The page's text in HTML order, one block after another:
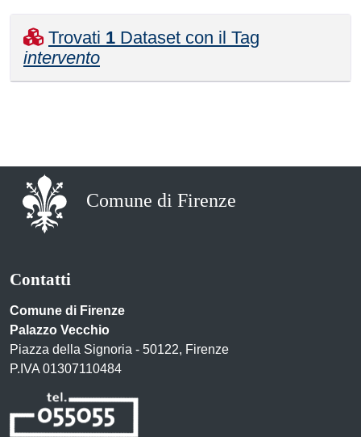
Trovati 1 Dataset con il Tag
intervento
Comune di Firenze
Contatti
Comune di Firenze
Palazzo Vecchio
Piazza della Signoria - 50122, Firenze
P.IVA 01307110484